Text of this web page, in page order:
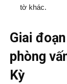
tờ khác.
Giai
phòng
Kỳ